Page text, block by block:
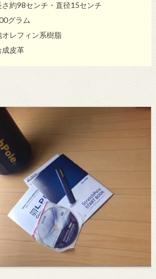
約98センチ・直径15センチ
グラム
レフィン系樹脂
成皮革